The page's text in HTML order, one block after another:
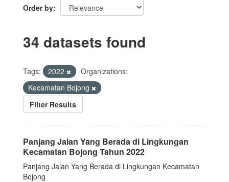
Order by
34 datasets found
Tags: 2022
Organizations:
Kecamatan Bojong
Filter Results
Panjang Jalan Yang Berada di Lingkungan
Kecamatan Bojong Tahun 2022
Panjang Jalan Yang Berada di Lingkungan Kecamatan
Bojong